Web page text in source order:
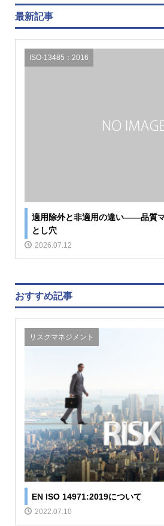
最新記事
ISO-13485：2016
適用除外と非適用の違い――品質
とし穴
2026.07.12
おすすめ記事
リスクマネジメント
EN ISO 14971:2019について
2022.07.10